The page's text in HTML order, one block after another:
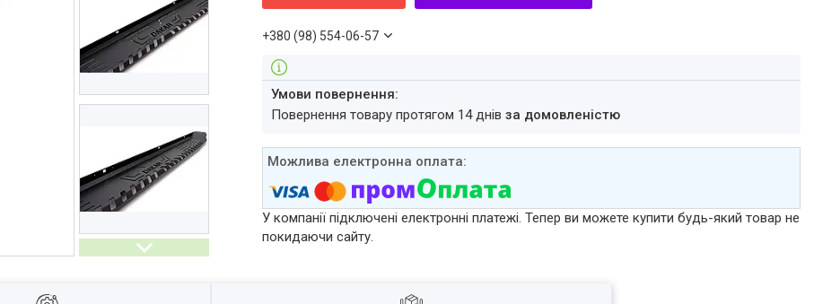
+380 (98) 554-06-57
повернення товару протягом 14 днівза домовленістю
У компанії підключені електронні платежі. Тепер ви можете купити будь-який товар не
покидаючи сайту.